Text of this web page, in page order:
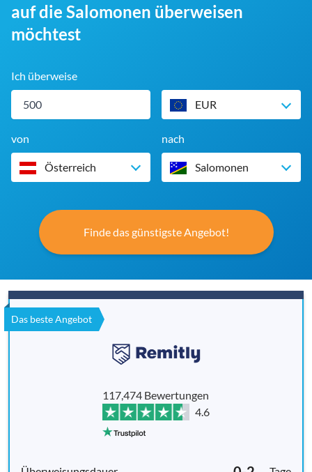
auf die Salomonen überweisen
möchtest
Ich überweise
EUR
von
Österreich
nach
Salomonen
Finde das günstigste Angebot!
Das beste Angebot
117,474 Bewertungen
4.6